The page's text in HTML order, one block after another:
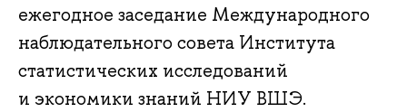
ежегодное заседание Международного
наблюдательного совета Института
статистических исследований
и экономики знаний НИУ ВШЭ.